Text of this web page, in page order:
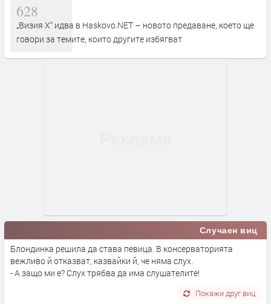
628
„Визия Х“ идва в Haskovo.NET – новото предаване, което ще
говори за темите, които другите избягват
Случаен виц
Блондинка решила да става певица. В консерваторията
вежливо й отказват, казвайки й, че няма слух.
- А защо ми е? Слух трябва да има слушателите!
Покажи друг виц